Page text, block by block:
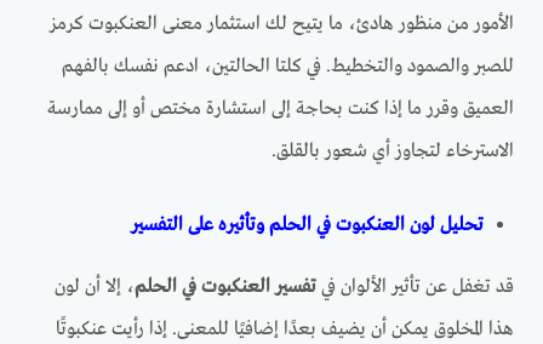
الأمور من منظور هادئ، ما يتيح لك استثمار معنى العنكبوت كرمز
للصبر والصمود والتخطيط. في كلتا الحالتين، ادعم نفسك بالفهم
العميق وقرر ما إذا كنت بحاجة إلى استشارة مختص أو إلى ممارسة
الاسترخاء لتجاوز أي شعور بالقلق.
تحليل لون العنكبوت في الحلم وتأثيره على التفسير
قد تغفل عن تأثير الألوان فيتفسير العنكبوت في الحلم، إلا أن لون
هذا المخلوق يمكن أن يضيف بعدًا إضافيًا للمعنى. إذا رأيت عنكبوتًا